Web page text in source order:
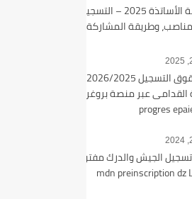
مسابقة الأساتذة 2025 – التسجيل،
وطريقة المشاركة
دفع حقوق التسجيل 2026/2025
القدامى عبر منصة بروغرس
progres
الجيش والدرك مفتوح
من هنا mdn preinscription dz